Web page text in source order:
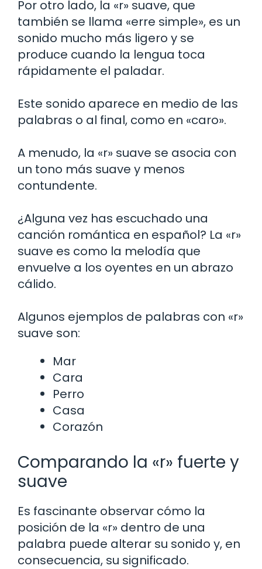
Por otro lado, la «r» suave, que
también se llama «erre simple», es un
sonido mucho más ligero y se
produce cuando la lengua toca
rápidamente el paladar.
Este sonido aparece en medio de las
palabras o al final, como en «caro».
A menudo, la «r» suave se asocia con
un tono más suave y menos
contundente.
¿Alguna vez has escuchado una
canción romántica en español? La «r»
suave es como la melodía que
envuelve a los oyentes en un abrazo
cálido.
Algunos ejemplos de palabras con «r»
suave son:
Mar
Cara
Perro
Casa
Corazón
Comparando la «r» fuerte y
suave
Es fascinante observar cómo la
posición de la «r» dentro de una
palabra puede alterar su sonido y, en
consecuencia, su significado.